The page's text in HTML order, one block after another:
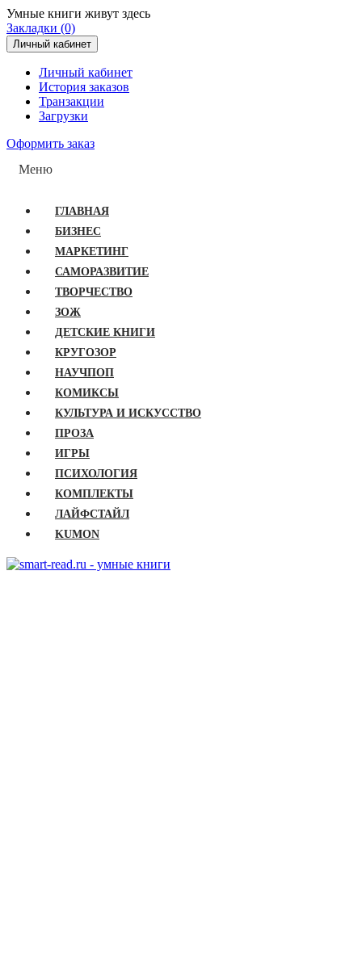
Умные книги живут здесь
Закладки (0)
Личный кабинет
Личный кабинет
История заказов
Транзакции
Загрузки
Оформить заказ
Меню
ГЛАВНАЯ
БИЗНЕС
МАРКЕТИНГ
САМОРАЗВИТИЕ
ТВОРЧЕСТВО
ЗОЖ
ДЕТСКИЕ КНИГИ
КРУГОЗОР
НАУЧПОП
КОМИКСЫ
КУЛЬТУРА И ИСКУССТВО
ПРОЗА
ИГРЫ
ПСИХОЛОГИЯ
КОМПЛЕКТЫ
ЛАЙФСТАЙЛ
KUMON